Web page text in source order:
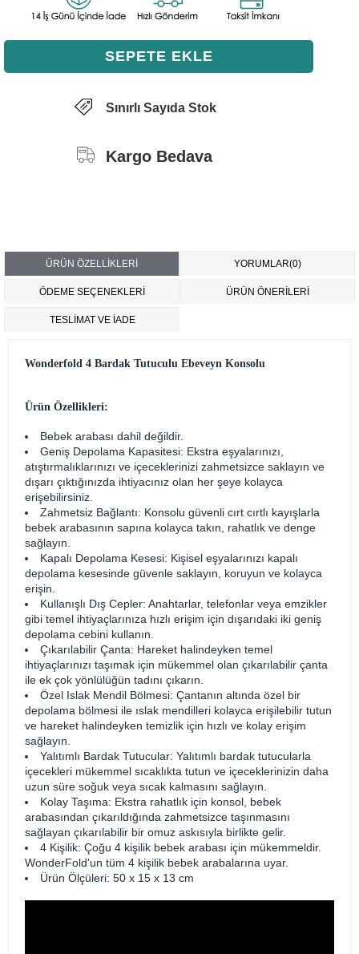
Sınırlı Sayıda Stok
Kargo Bedava
ÜRÜN ÖZELLIKLERI YORUMLAR(0)
ÖDEME SEÇENEKLERI ÜRÜN ÖNERILERI
TESLİMAT VE İADE
Wonderfold 4 Bardak Tutuculu Ebeveyn Konsolu
Ürün Özellikleri:
Bebek arabası dahil değildir.
Geniş Depolama Kapasitesi: Ekstra eşyalarınızı,
atıştırmalıklarınızı ve içeceklerinizi zahmetsizce saklayın ve
dışarı çıktığınızda ihtiyacınız olan her şeye kolayca
erişebilirsiniz.
Zahmetsiz Bağlantı: Konsolu güvenli cırt cırtlı kayışlarla
bebek arabasının sapına kolayca takın, rahatlık ve denge
sağlayın.
Kapalı Depolama Kesesi: Kişisel eşyalarınızı kapalı
depolama kesesinde güvenle saklayın, koruyun ve kolayca
erişin.
Kullanışlı Dış Cepler: Anahtarlar, telefonlar veya emzikler
gibi temel ihtiyaçlarınıza hızlı erişim için dışarıdaki iki geniş
depolama cebini kullanın.
Çıkarılabilir Çanta: Hareket halindeyken temel
ihtiyaçlarınızı taşımak için mükemmel olan çıkarılabilir çanta
ile ek çok yönlülüğün tadını çıkarın.
Özel Islak Mendil Bölmesi: Çantanın altında özel bir
depolama bölmesi ile ıslak mendilleri kolayca erişilebilir tutun
ve hareket halindeyken temizlik için hızlı ve kolay erişim
sağlayın.
Yalıtımlı Bardak Tutucular: Yalıtımlı bardak tutucularla
içecekleri mükemmel sıcaklıkta tutun ve içeceklerinizin daha
uzun süre soğuk veya sıcak kalmasını sağlayın.
Kolay Taşıma: Ekstra rahatlık için konsol, bebek
arabasından çıkarıldığında zahmetsizce taşınmasını
sağlayan çıkarılabilir bir omuz askısıyla birlikte gelir.
4 Kişilik: Çoğu 4 kişilik bebek arabası için mükemmeldir.
WonderFold'un tüm 4 kişilik bebek arabalarına uyar.
Ürün Ölçüleri: 50 x 15 x 13 cm